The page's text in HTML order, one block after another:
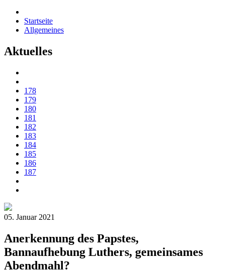
Startseite
Allgemeines
Aktuelles
178
179
180
181
182
183
184
185
186
187
05. Januar 2021
Anerkennung des Papstes,
Bannaufhebung Luthers, gemeinsames
Abendmahl?